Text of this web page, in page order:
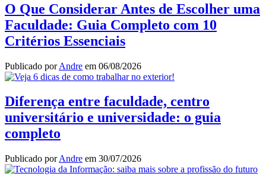
O Que Considerar Antes de Escolher uma
Faculdade: Guia Completo com 10
Critérios Essenciais
Publicado porAndre em 06/08/2026
Diferença entre faculdade, centro
universitário e universidade: o guia
completo
Publicado porAndre em 30/07/2026